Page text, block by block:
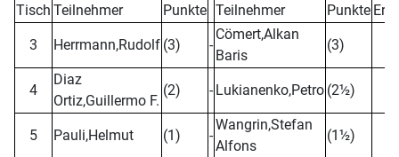
Tisch Teilnehmer Punkte Teilnehmer Punkte
3 Herrmann,Rudolf (3) -
Cömert,Alkan
Baris
(3)
4
Diaz
Ortiz,Guillermo F.
(2) - Lukianenko,Petro (2½)
5 Pauli,Helmut (1) -
Wangrin,Stefan
Alfons
(1½)